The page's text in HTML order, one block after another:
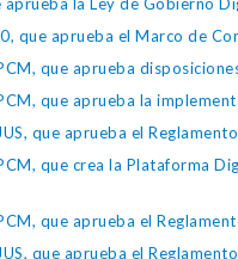
que aprueba el Marco de
que aprueba
que aprueba la
que aprueba el
que crea la Plataforma
que aprueba el
que aprueba el